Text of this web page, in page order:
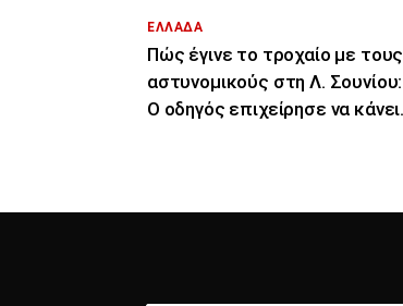
ΕΛΛΑΔΑ
Πώς έγινε το τροχαίο με τους
αστυνομικούς στη Λ. Σουνίου:
Ο οδηγός επιχείρησε να κάνει